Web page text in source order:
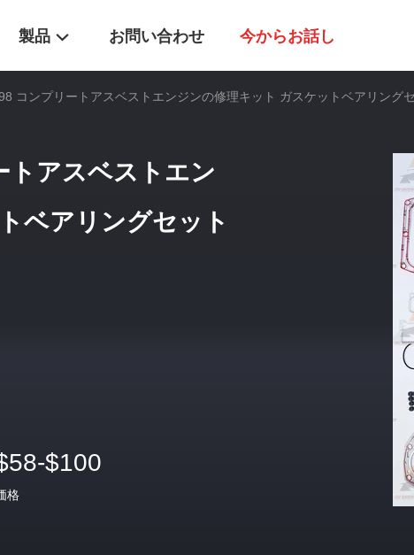
製品 お問い合わせ 今からお話し
コンプリートアスベストエンジンの修理キット ガスケットベアリング
トアスベストエン
ベアリングセット
$100
格